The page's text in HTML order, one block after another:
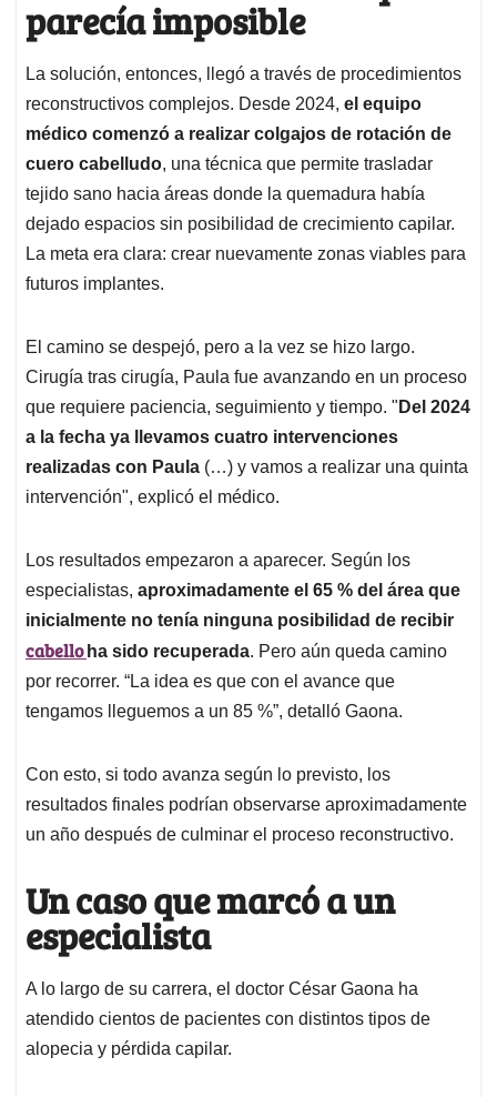
parecía imposible
La solución, entonces, llegó a través de procedimientos
reconstructivos complejos. Desde 2024, el equipo
médico comenzó a realizar colgajos de rotación de
cuero cabelludo, una técnica que permite trasladar
tejido sano hacia áreas donde la quemadura había
dejado espacios sin posibilidad de crecimiento capilar.
La meta era clara: crear nuevamente zonas viables para
futuros implantes.
El camino se despejó, pero a la vez se hizo largo.
Cirugía tras cirugía, Paula fue avanzando en un proceso
que requiere paciencia, seguimiento y tiempo. " Del 2024
a la fecha ya llevamos cuatro intervenciones
realizadas con Paula (…) y vamos a realizar una quinta
intervención", explicó el médico.
Los resultados empezaron a aparecer. Según los
especialistas, aproximadamente el 65 % del área que
inicialmente no tenía ninguna posibilidad de recibir
cabello ha sido recuperada. Pero aún queda camino
por recorrer. “La idea es que con el avance que
tengamos lleguemos a un 85 %”, detalló Gaona.
Con esto, si todo avanza según lo previsto, los
resultados finales podrían observarse aproximadamente
un año después de culminar el proceso reconstructivo.
Un caso que marcó a un
especialista
A lo largo de su carrera, el doctor César Gaona ha
atendido cientos de pacientes con distintos tipos de
alopecia y pérdida capilar.